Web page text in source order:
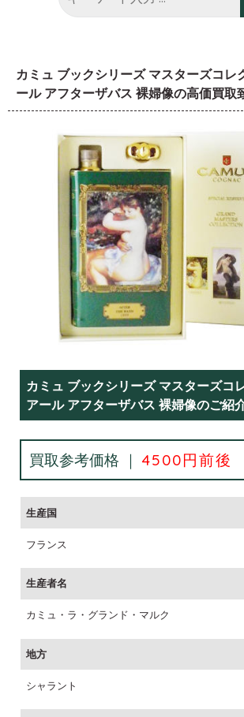
カミュ ブックシリーズ マスターズコレ
ール アフターザバス 裸婦像の高価買取
カミュ ブックシリーズ マスターズコ
アール アフターザバス 裸婦像のご紹
買取参考価格 ｜ 4500円前後
生産国
フランス
生産者名
カミュ・ラ・グランド・マルク
地方
シャラント